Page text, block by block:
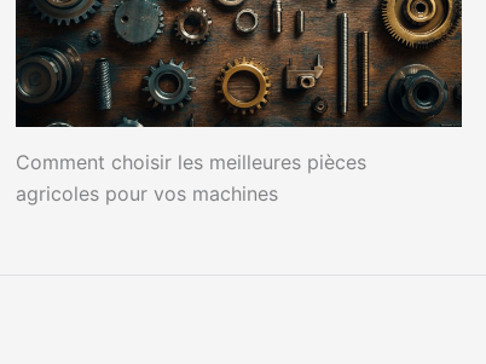
Comment choisir les meilleures pièces
agricoles pour vos machines